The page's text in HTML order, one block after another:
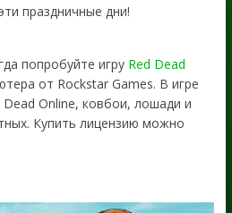
праздничные дни!
попробуйте игру Red Dead
от Rockstar Games. В игре
Online, ковбои, лошади и
Купить лицензию можно